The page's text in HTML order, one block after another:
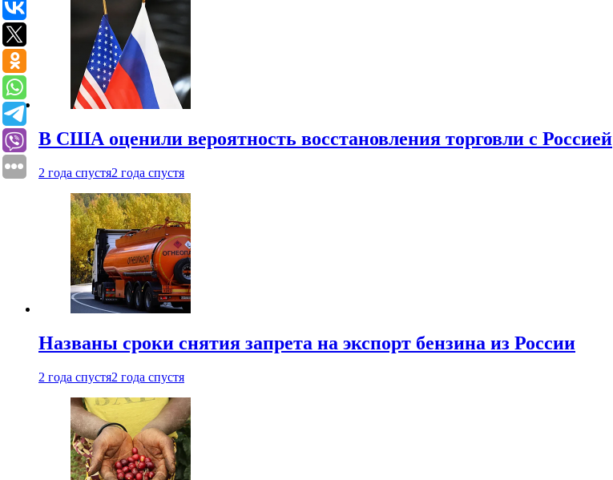
В США оценили вероятность восстановления торговли с Россией
2 года спустя2 года спустя
Названы сроки снятия запрета на экспорт бензина из России
2 года спустя2 года спустя